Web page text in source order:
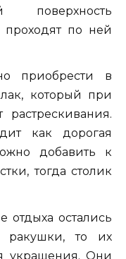
поверхность
проходят по ней
приобрести в
который при
как дорогая
добавить к
тогда столик
отдыха остались
ракушки, то их
украшения. Они